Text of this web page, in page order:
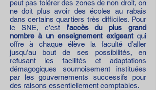
peut pas tolérer des zones de non droit, on
ne doit plus avoir des écoles au rabais
dans certains quartiers très difficiles. Pour
le SNE, c’estl’accès du plus grand
nombre à un enseignement exigeantqui
offre à chaque élève la faculté d’aller
jusqu’au bout de ses possibilités, en
refusant les facilités et adaptations
démagogiques sournoisement instituées
par les gouvernements successifs pour
des raisons essentiellement comptables.